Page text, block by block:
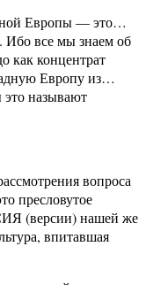
Европы — это…
Ибо все мы знаем об
как концентрат
Европу из…
называют
вопроса
пресловутое
(версии) нашей же
впитавшая